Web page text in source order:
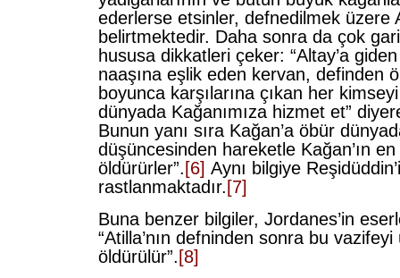
ederlerse etsinler, defnedilmek üzere
belirtmektedir. Daha sonra da çok
hususa dikkatleri çeker: “Altay’a giden
naaşına eşlik eden kervan, definden
boyunca karşılarına çıkan her
dünyada Kağanımıza hizmet et”
Bunun yanı sıra Kağan’a öbür
düşüncesinden hareketle Kağan’ın en
öldürürler”. [6] Aynı bilgiye
rastlanmaktadır. [7]
Buna benzer bilgiler, Jordanes’in
“Atilla’nın defninden sonra bu
öldürülür”. [8]